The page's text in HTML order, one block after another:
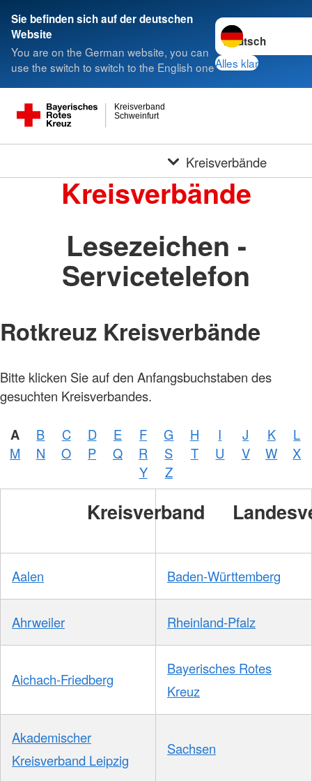
Sie befinden sich auf der deutschen
Website
You are on the German website, you can
use the switch to switch to the English one
Sprache wechseln
Alles klar
Schweinfurt
Kreisverband
Kreisverbände
Kreisverbände
Lesezeichen -
Servicetelefon
Rotkreuz Kreisverbände
Bitte klicken Sie auf den Anfangsbuchstaben des
gesuchten Kreisverbandes.
A B C D E F G H I J K
L
M
N O P Q R S T U V W
X
Y
Z
Kreisverband
Aalen Baden-Württemberg
Ahrweiler Rheinland-Pfalz
Aichach-Friedberg
Bayerisches Rotes
Kreuz
Akademischer
Kreisverband Leipzig
Sachsen